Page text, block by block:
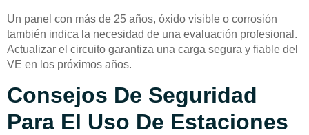
Un panel con más de 25 años, óxido visible o corrosión
también indica la necesidad de una evaluación profesional.
Actualizar el circuito garantiza una carga segura y fiable del
VE en los próximos años.
Consejos De Seguridad
Para El Uso De Estaciones